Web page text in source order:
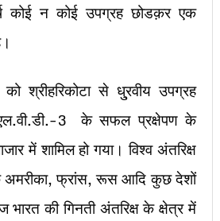
कोई न कोई उपग्रह छोडक़र एक
श्रीहरिकोटा से धु्रवीय उपग्रह
3 के सफल प्रक्षेपण के
में शामिल हो गया। विश्व अंतरिक्ष
अमरीका, फ्रांस, रूस आदि कुछ देशों
की गिनती अंतरिक्ष के क्षेत्र में